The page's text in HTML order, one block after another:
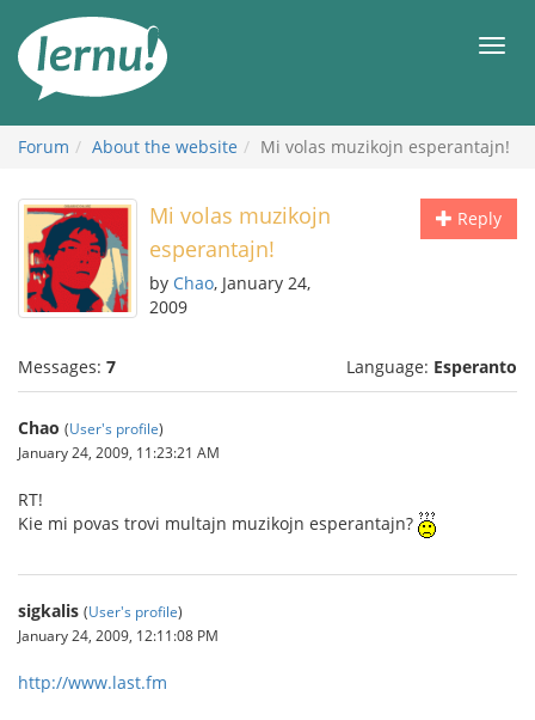
the
content
Forum About the website Mi volas muzikojn esperantajn!
Reply
Mi volas muzikojn
esperantajn!
by Chao, January 24,
2009
Messages: 7 Language: Esperanto
Chao (User's profile)
January 24, 2009, 11:23:21 AM
RT!
Kie mi povas trovi multajn muzikojn esperantajn?
sigkalis (User's profile)
January 24, 2009, 12:11:08 PM
http://www.last.fm